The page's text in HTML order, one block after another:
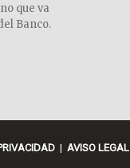
que va
Banco.
| AVISO LEGAL